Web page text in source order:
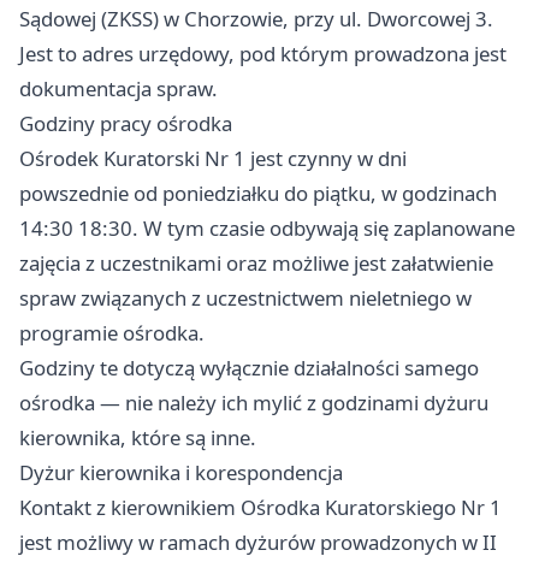
Sądowej (ZKSS) w Chorzowie, przy ul. Dworcowej 3.
Jest to adres urzędowy, pod którym prowadzona jest
dokumentacja spraw.
Godziny pracy ośrodka
Ośrodek Kuratorski Nr 1 jest czynny w dni
powszednie od poniedziałku do piątku, w godzinach
14:30 18:30. W tym czasie odbywają się zaplanowane
zajęcia z uczestnikami oraz możliwe jest załatwienie
spraw związanych z uczestnictwem nieletniego w
programie ośrodka.
Godziny te dotyczą wyłącznie działalności samego
ośrodka — nie należy ich mylić z godzinami dyżuru
kierownika, które są inne.
Dyżur kierownika i korespondencja
Kontakt z kierownikiem Ośrodka Kuratorskiego Nr 1
jest możliwy w ramach dyżurów prowadzonych w II